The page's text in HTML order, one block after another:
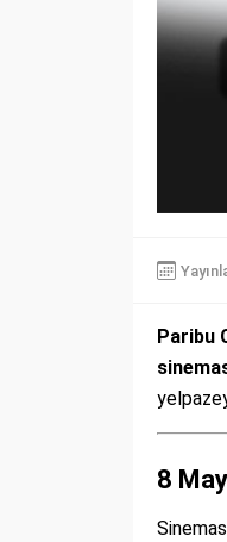
Paribu
8